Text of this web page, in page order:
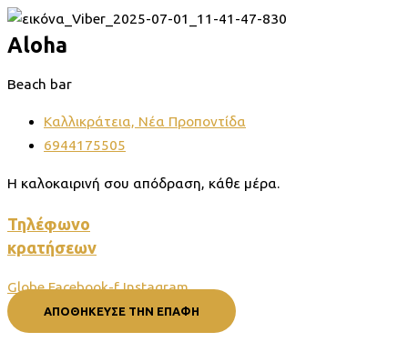
Aloha
Beach bar
Καλλικράτεια, Νέα Προποντίδα
6944175505
Η καλοκαιρινή σου απόδραση, κάθε μέρα.
Τηλέφωνο
κρατήσεων
Globe Facebook-f Instagram
ΑΠΟΘΉΚΕΥΣΕ ΤΗΝ ΕΠΑΦΉ